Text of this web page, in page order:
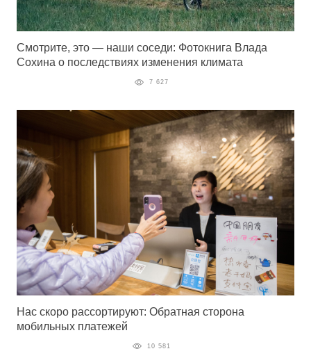
Смотрите, это — наши соседи: Фотокнига Влада
Сохина о последствиях изменения климата
7 627
Нас скоро рассортируют: Обратная сторона
мобильных платежей
10 581